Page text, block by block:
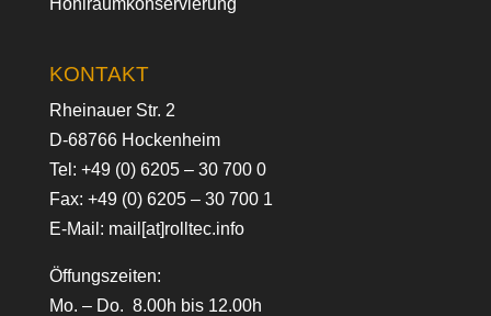
Hohlraumkonservierung
KONTAKT
Rheinauer Str. 2
D-68766 Hockenheim
Tel: +49 (0) 6205 – 30 700 0
Fax: +49 (0) 6205 – 30 700 1
E-Mail: mail[at]rolltec.info
Öffungszeiten:
Mo. – Do. 8.00h bis 12.00h